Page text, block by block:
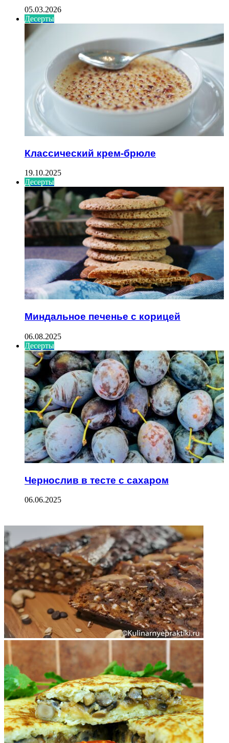
05.03.2026
Десерты
Классический крем-брюле
19.10.2025
Десерты
Миндальное печенье с корицей
06.08.2025
Десерты
Чернослив в тесте с сахаром
06.06.2025